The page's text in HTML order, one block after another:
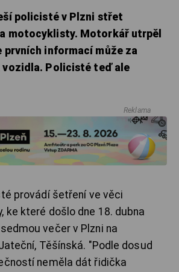
policisté v Plzni střet
motocyklisty. Motorkář utrpěl
prvních informací může za
vozidla. Policisté teď ale
Reklama
provádí šetření ve věci
ke které došlo dne 18. dubna
večer v Plzni na
Těšínská. "Podle dosud
neměla dát řidička